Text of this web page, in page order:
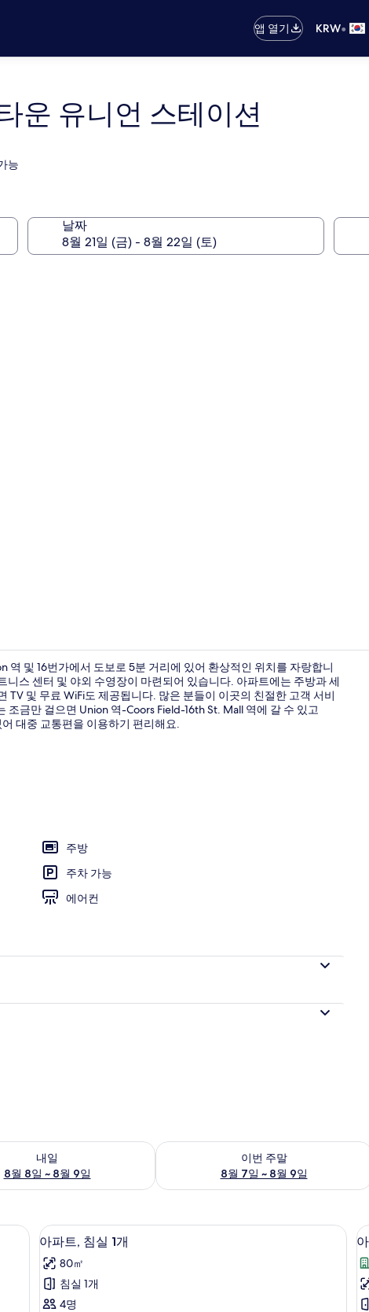
앱 열기 KRW•
운 유니언 스테이션
능
날짜
체육관
역 및 16번가에서 도보로 5분 거리에 있어 환상적인 위치를 자랑합니
스 센터 및 야외 수영장이 마련되어 있습니다. 아파트에는 주방과 세
및 무료 WiFi도 제공됩니다. 많은 분들이 이곳의 친절한 고객 서비
금만 걸으면 Union 역-Coors Field-16th St. Mall 역에 갈 수 있고
대중 교통편을 이용하기 편리해요.
주방
주차 가능
에어컨
내일
8월 8일 ~ 8월 9일
능 여부 확인, 8월 8일 ~ 8월 9일
이번 주말
8월 7일 ~ 8월 9일
이번 주말 예약 가능 여부 확인, 8월 7일
침대 시트아
파
트,
침
노트북 작업 공간, 무료 WiFi, 침대 시트
9
아파트, 침실 1개
80㎡
침실 1개
4명
파